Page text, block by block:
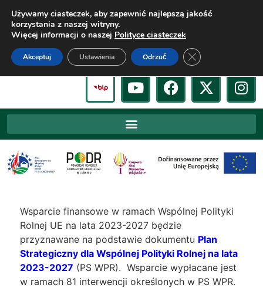
Wsparcie finansowe w ramach Wspólnej Polityki
Rolnej UE na lata 2023-2027 będzie
przyznawane na podstawie dokumentu Plan
Strategiczny dla Wspólnej Polityki Rolnej na lata
2023-2027 (PS WPR). Wsparcie wypłacane jest
w ramach 81 interwencji określonych w PS WPR.
Używamy ciasteczek, aby zapewnić najlepszą jakość
korzystania z naszej witryny.
Więcej informacji o naszej Polityce ciasteczek
Akceptuj Odrzuć
Ustawienia Zamknij panel